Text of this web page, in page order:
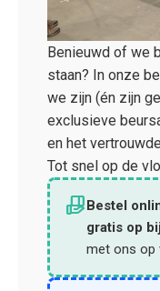
Benieuwd of we
staan? In onze
we zijn (én zijn
exclusieve
en het
Tot snel op de
hand_packageBestel
gratis op
met ons op